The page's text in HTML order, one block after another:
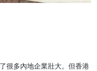
很多內地企業壯大。但香港